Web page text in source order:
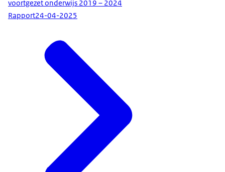
voortgezet onderwijs 2019 – 2024
Rapport24-04-2025